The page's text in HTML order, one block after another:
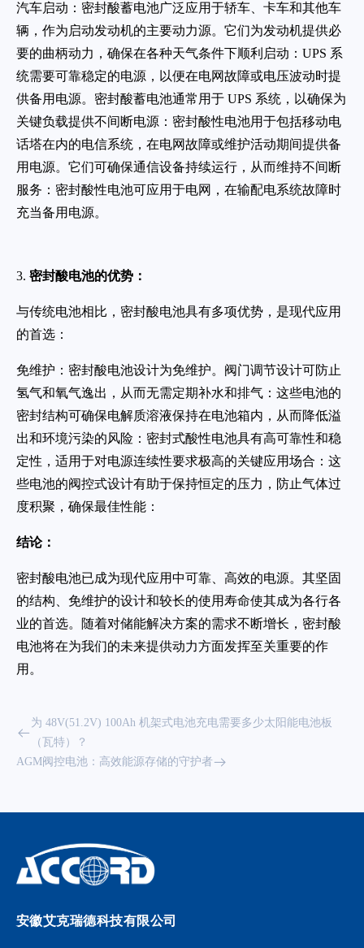
汽车启动：密封酸蓄电池广泛应用于轿车、卡车和其他车
辆，作为启动发动机的主要动力源。它们为发动机提供必
要的曲柄动力，确保在各种天气条件下顺利启动：UPS 系
统需要可靠稳定的电源，以便在电网故障或电压波动时提
供备用电源。密封酸蓄电池通常用于 UPS 系统，以确保为
关键负载提供不间断电源：密封酸性电池用于包括移动电
话塔在内的电信系统，在电网故障或维护活动期间提供备
用电源。它们可确保通信设备持续运行，从而维持不间断
服务：密封酸性电池可应用于电网，在输配电系统故障时
充当备用电源。
3. 密封酸电池的优势：
与传统电池相比，密封酸电池具有多项优势，是现代应用
的首选：
免维护：密封酸电池设计为免维护。阀门调节设计可防止
氢气和氧气逸出，从而无需定期补水和排气：这些电池的
密封结构可确保电解质溶液保持在电池箱内，从而降低溢
出和环境污染的风险：密封式酸性电池具有高可靠性和稳
定性，适用于对电源连续性要求极高的关键应用场合：这
些电池的阀控式设计有助于保持恒定的压力，防止气体过
度积聚，确保最佳性能：
结论：
密封酸电池已成为现代应用中可靠、高效的电源。其坚固
的结构、免维护的设计和较长的使用寿命使其成为各行各
业的首选。随着对储能解决方案的需求不断增长，密封酸
电池将在为我们的未来提供动力方面发挥至关重要的作
用。
为 48V(51.2V) 100Ah 机架式电池充电需要多少太阳能电池板
（瓦特）？
AGM阀控电池：高效能源存储的守护者
安徽艾克瑞德科技有限公司